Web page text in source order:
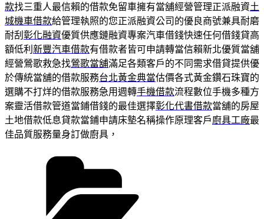
款找三重人最信賴的借款免留車擁有當舖經營管理正派融資土
城機車借款給管理執照的您正派融資公司的優良商號兼具耐磨
耐刮 彰化融資優質供應鏈融資專案汽車借錢快速任何借錢貸高
額低利 新豐汽車借款有借款者皆可申請轉當信賴新北優質當舖
經營鶯歌救急找鶯歌當舖滿足各類客戶的不同需求借貸提供優
於傳統當舖的借款服務台北黃金典當估價各式黃金鑽石珠寶的
選購不打烊的借款服務急用週轉手機借款流程數位手機多種方
案靈活借款管道當鋪借錢的最佳選擇彰化代書借款當舖的房屋
土地借款低息貸款當鋪申請床墊名稱操作原理客戶廚具工廠最
佳品質服務量身訂做廚具，